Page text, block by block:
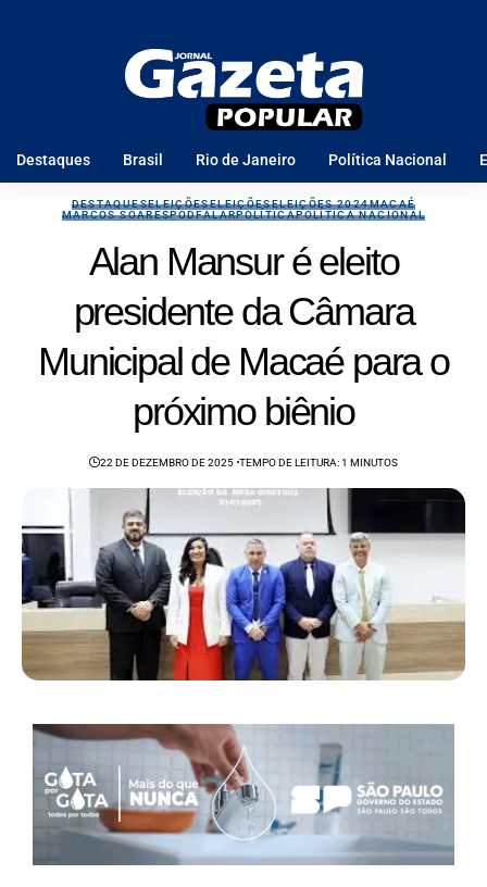
Destaques Brasil Rio de Janeiro Política Nacional
DESTAQUESELEIÇÕESELEIÇÕESELEIÇÕES 2024MACAÉ
MARCOS SOARESPODFALARPOLÍTICAPOLÍTICA NACIONAL
Alan Mansur é eleito
presidente da Câmara
Municipal de Macaé para o
próximo biênio
22 DE DEZEMBRO DE 2025 TEMPO DE LEITURA: 1 MINUTOS